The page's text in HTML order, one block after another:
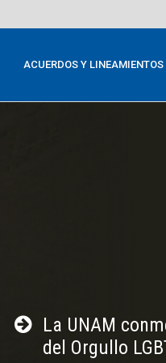
ACUERDOS Y LINEAMIENTOS
La UNAM
del Orgullo